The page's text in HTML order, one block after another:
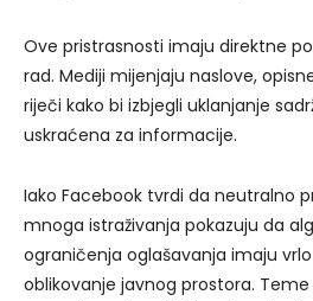
Ove pristrasnosti imaju direktne
rad. Mediji mijenjaju naslove,
riječi kako bi izbjegli uklanjanje
uskraćena za informacije.
Iako Facebook tvrdi da neutralno
mnoga istraživanja pokazuju da
ograničenja oglašavanja imaju
oblikovanje javnog prostora.